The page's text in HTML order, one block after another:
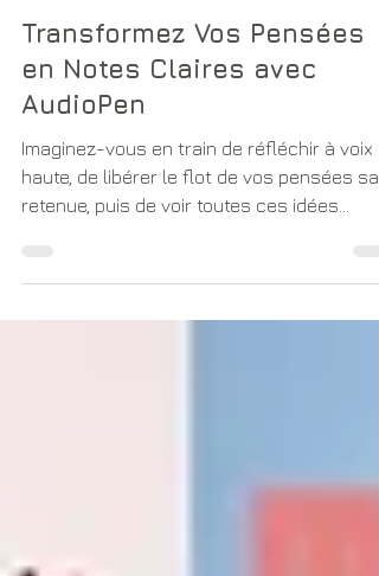
Transformez Vos Pensées
en Notes Claires avec
AudioPen
Imaginez-vous en train de réfléchir à voix
haute, de libérer le flot de vos pensées